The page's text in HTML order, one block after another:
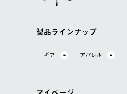
製品ラインナップ
ギア アパレル